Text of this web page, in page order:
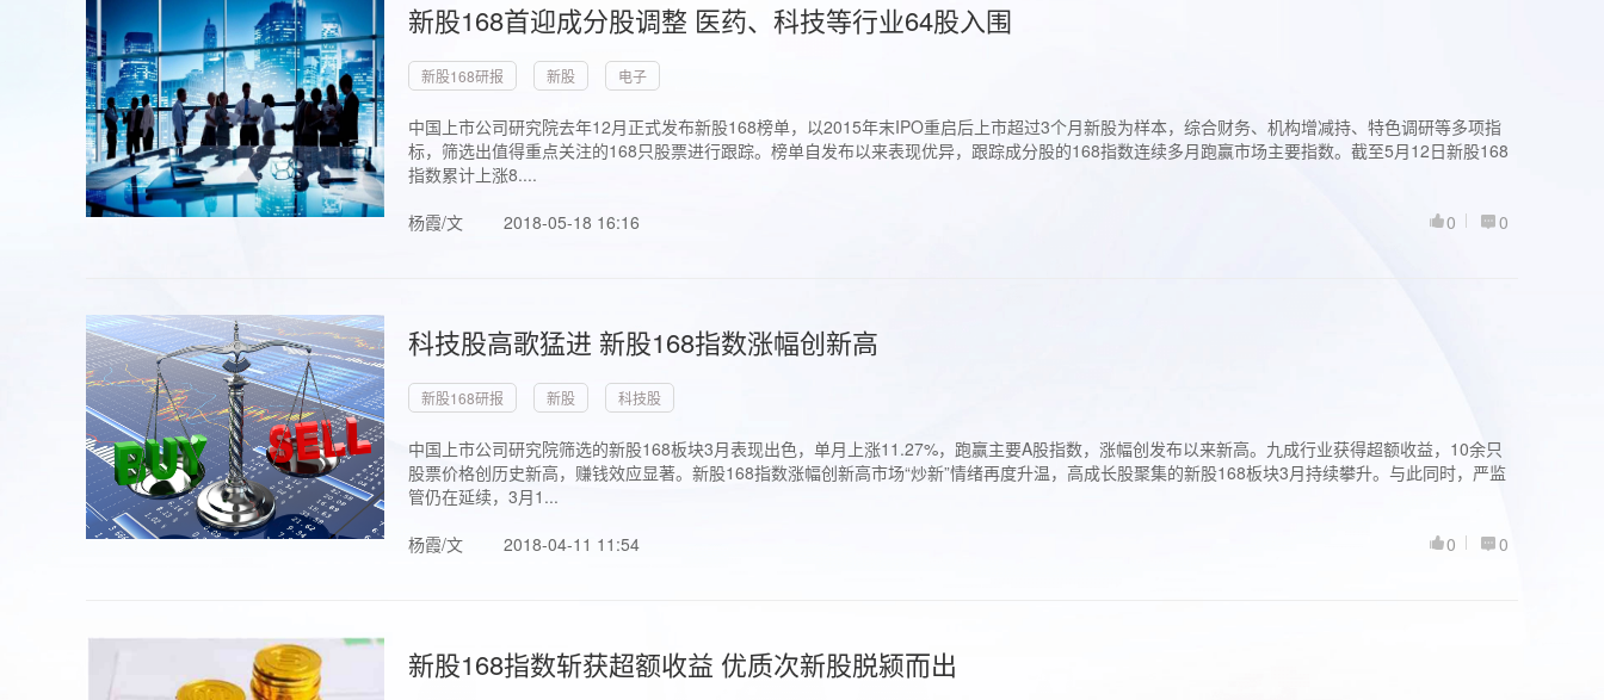
新股168首迎成分股调整 医药、科技等行业64股入围
新股168研报 新股 电子
中国上市公司研究院去年12月正式发布新股168榜单，以2015年末IPO重启后上市超过3个月新股为样本，综合财务、机构增减持、特色调研等多项指
标，筛选出值得重点关注的168只股票进行跟踪。榜单自发布以来表现优异，跟踪成分股的168指数连续多月跑赢市场主要指数。截至5月12日新股168
指数累计上涨8....
杨霞/文
2018-05-18 16:16 0
0
科技股高歌猛进 新股168指数涨幅创新高
新股168研报 新股 科技股
中国上市公司研究院筛选的新股168板块3月表现出色，单月上涨11.27%，跑赢主要A股指数，涨幅创发布以来新高。九成行业获得超额收益，10余只
股票价格创历史新高，赚钱效应显著。新股168指数涨幅创新高市场“炒新”情绪再度升温，高成长股聚集的新股168板块3月持续攀升。与此同时，严监
管仍在延续，3月1...
杨霞/文
2018-04-11 11:54 0
0
新股168指数斩获超额收益 优质次新股脱颍而出